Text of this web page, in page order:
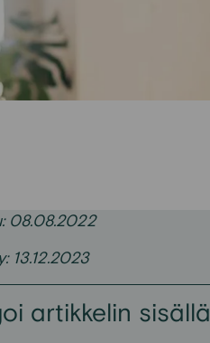
08.08.2022
13.12.2023
artikkelin sisällä